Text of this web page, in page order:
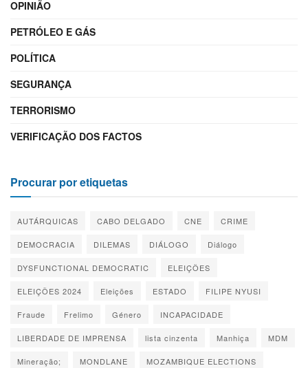
OPINIÃO
PETRÓLEO E GÁS
POLÍTICA
SEGURANÇA
TERRORISMO
VERIFICAÇÃO DOS FACTOS
Procurar por etiquetas
AUTÁRQUICAS CABO DELGADO CNE CRIME
DEMOCRACIA DILEMAS DIÁLOGO Diálogo
DYSFUNCTIONAL DEMOCRATIC ELEIÇÕES
ELEIÇÕES 2024 Eleições ESTADO FILIPE NYUSI
Fraude Frelimo Género INCAPACIDADE
LIBERDADE DE IMPRENSA lista cinzenta Manhiça MDM
Mineração; MONDLANE MOZAMBIQUE ELECTIONS